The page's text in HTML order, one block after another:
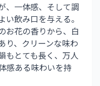
、一体感、そして調
飲み口を与える。
お花の香りから、白
り、クリーンな味わ
もとても長く、万人
感ある味わいを持